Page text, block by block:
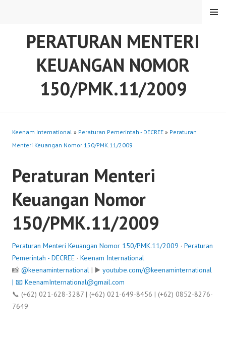
PERATURAN MENTERI
KEUANGAN NOMOR
150/PMK.11/2009
MENU
Keenam International » Peraturan Pemerintah - DECREE » Peraturan
Menteri Keuangan Nomor 150/PMK.11/2009
Peraturan Menteri
Keuangan Nomor
150/PMK.11/2009
Peraturan Menteri Keuangan Nomor 150/PMK.11/2009 · Peraturan
Pemerintah - DECREE · Keenam International
📸 @keenaminternational | ▶️ youtube.com/@keenaminternational
| 📧 KeenamInternational@gmail.com
📞 (+62) 021-628-3287 | (+62) 021-649-8456 | (+62) 0852-8276-
7649